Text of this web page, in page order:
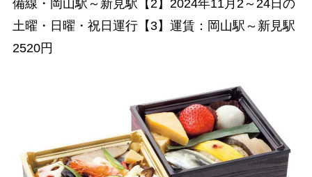
備線・岡山駅～新見駅【2】2024年11月2～24日の
土曜・日曜・祝日運行【3】運賃：岡山駅～新見駅
2520円